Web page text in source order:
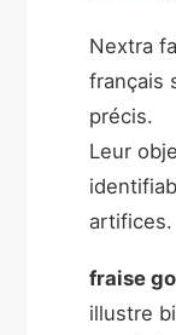
Nextra
français
précis.
Leur
artifices.
fraise
illustre